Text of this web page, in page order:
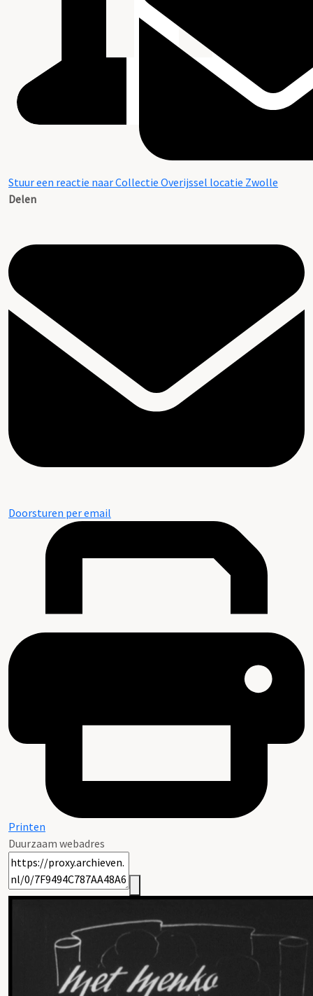
Stuur een reactie naar Collectie Overijssel locatie Zwolle
Delen
Doorsturen per email
Printen
Duurzaam webadres